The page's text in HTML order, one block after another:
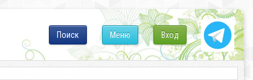
Вход
Меню
Поиск